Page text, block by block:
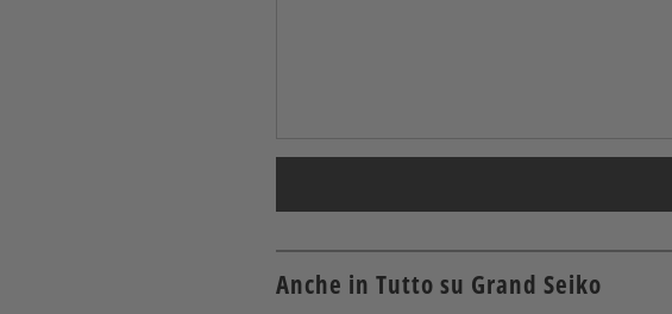
Anche in Tutto su Grand Seiko